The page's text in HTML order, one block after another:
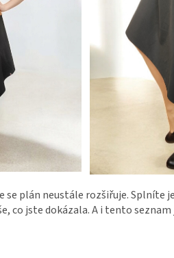
se plán neustále rozšiřuje. Splníte
co jste dokázala. A i tento seznam